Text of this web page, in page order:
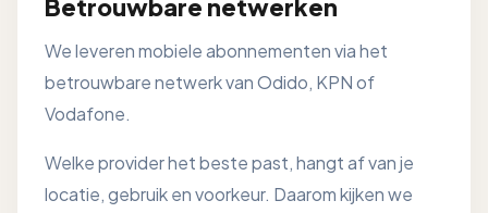
Betrouwbare netwerken
We leveren mobiele abonnementen via het
betrouwbare netwerk van Odido, KPN of
Vodafone.
Welke provider het beste past, hangt af van je
locatie, gebruik en voorkeur. Daarom kijken we